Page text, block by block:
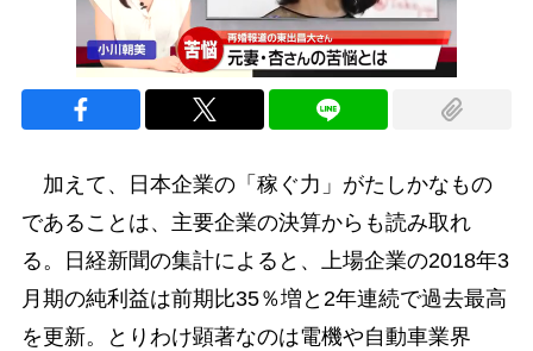
加えて、日本企業の「稼ぐ力」がたしかなもの
であることは、主要企業の決算からも読み取れ
る。日経新聞の集計によると、上場企業の2018年3
月期の純利益は前期比35％増と2年連続で過去最高
を更新。とりわけ顕著なのは電機や自動車業界